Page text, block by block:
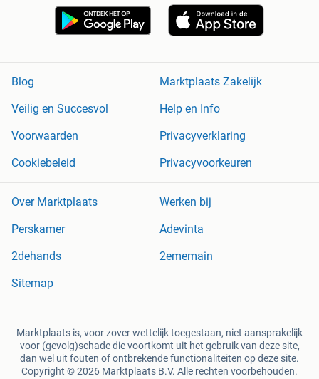
Blog
Marktplaats Zakelijk
Veilig en Succesvol
Help en Info
Voorwaarden
Privacyverklaring
Cookiebeleid
Privacyvoorkeuren
Over Marktplaats
Werken bij
Perskamer
Adevinta
2dehands
2ememain
Sitemap
Marktplaats is, voor zover wettelijk toegestaan, niet aansprakelijk
voor (gevolg)schade die voortkomt uit het gebruik van deze site,
dan wel uit fouten of ontbrekende functionaliteiten op deze site.
Copyright © 2026 Marktplaats B.V. Alle rechten voorbehouden.